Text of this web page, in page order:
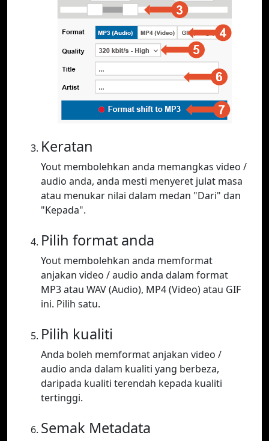
Keratan
Yout membolehkan anda memangkas video /
audio anda, anda mesti menyeret julat masa
atau menukar nilai dalam medan "Dari" dan
"Kepada".
Pilih format anda
Yout membolehkan anda memformat
anjakan video / audio anda dalam format
MP3 atau WAV (Audio), MP4 (Video) atau GIF
ini. Pilih satu.
Pilih kualiti
Anda boleh memformat anjakan video /
audio anda dalam kualiti yang berbeza,
daripada kualiti terendah kepada kualiti
tertinggi.
Semak Metadata